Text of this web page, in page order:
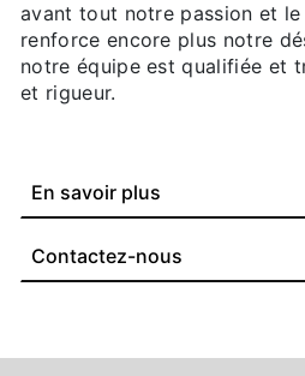
avant tout notre passion et
renforce encore plus notre
notre équipe est qualifiée et
et rigueur.
En savoir plus
Contactez-nous